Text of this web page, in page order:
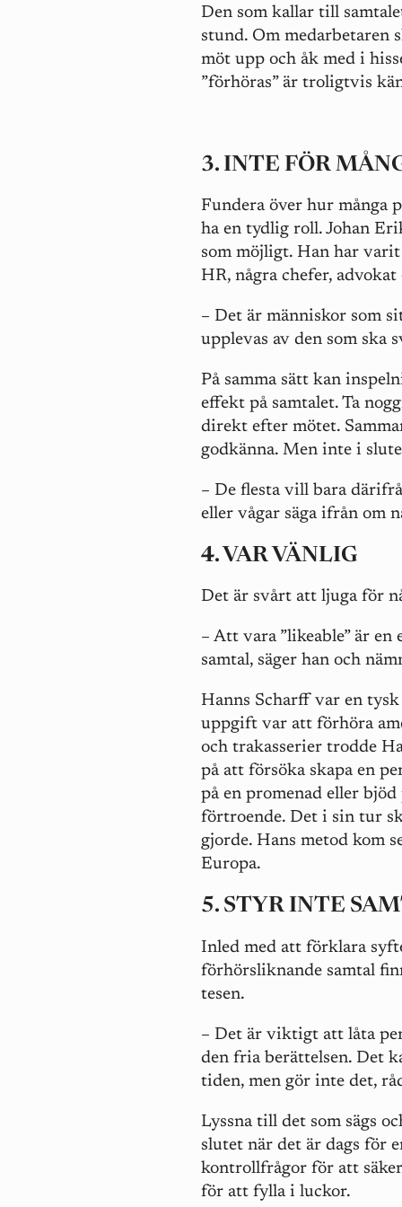
Den som kallar till
stund. Om medarbetaren
möt upp och åk med i
”förhöras” är troligtvis
3. INTE FÖR
Fundera över hur många
ha en tydlig roll. Johan
som möjligt. Han har
HR, några chefer,
– Det är människor som
upplevas av den som ska
På samma sätt kan
effekt på samtalet. Ta
direkt efter mötet.
godkänna. Men inte i
– De flesta vill bara
eller vågar säga ifrån om
4. VAR VÄNLIG
Det är svårt att ljuga för
– Att vara ”likeable” är
samtal, säger han och
Hanns Scharff var en
uppgift var att förhöra
och trakasserier trodde
på att försöka skapa en
på en promenad eller
förtroende. Det i sin tur
gjorde. Hans metod kom
Europa.
5. STYR INTE
Inled med att förklara
förhörsliknande samtal
tesen.
– Det är viktigt att låta
den fria berättelsen. Det
tiden, men gör inte det,
Lyssna till det som sägs
slutet när det är dags för
kontrollfrågor för att
för att fylla i luckor.